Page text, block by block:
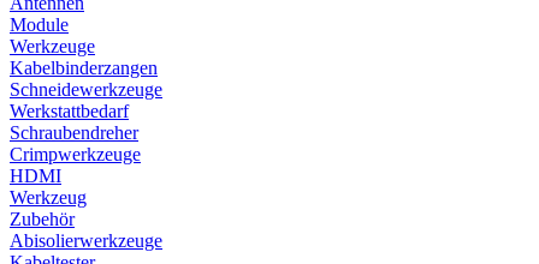
Module
Werkzeuge
Kabelbinderzangen
Schneidewerkzeuge
Werkstattbedarf
Schraubendreher
Crimpwerkzeuge
HDMI
Werkzeug
Zubehör
Abisolierwerkzeuge